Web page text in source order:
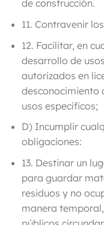
de construcción.
11. Contravenir
12. Facilitar, en
desarrollo de
autorizados en
desconocimiento
usos específicos;
D) Incumplir
obligaciones:
13. Destinar un
para guardar
residuos y no
manera